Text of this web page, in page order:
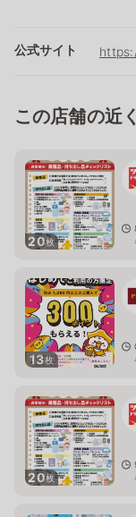
公式サイト
この店舗の近
20枚
13枚
20枚